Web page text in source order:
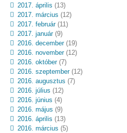
2017. április (13)
2017. március (12)
2017. február(11)
2017. január(9)
2016. december(19)
2016. november(12)
2016. október(7)
2016. szeptember(12)
2016. augusztus (7)
2016. július (12)
2016. június (4)
2016. május (9)
2016. április (13)
2016. március (5)